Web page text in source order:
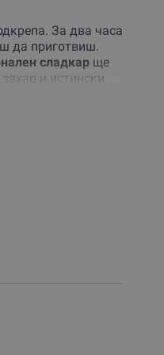
За два часа
да приготвиш.
сладкарще
и истински
и твоята